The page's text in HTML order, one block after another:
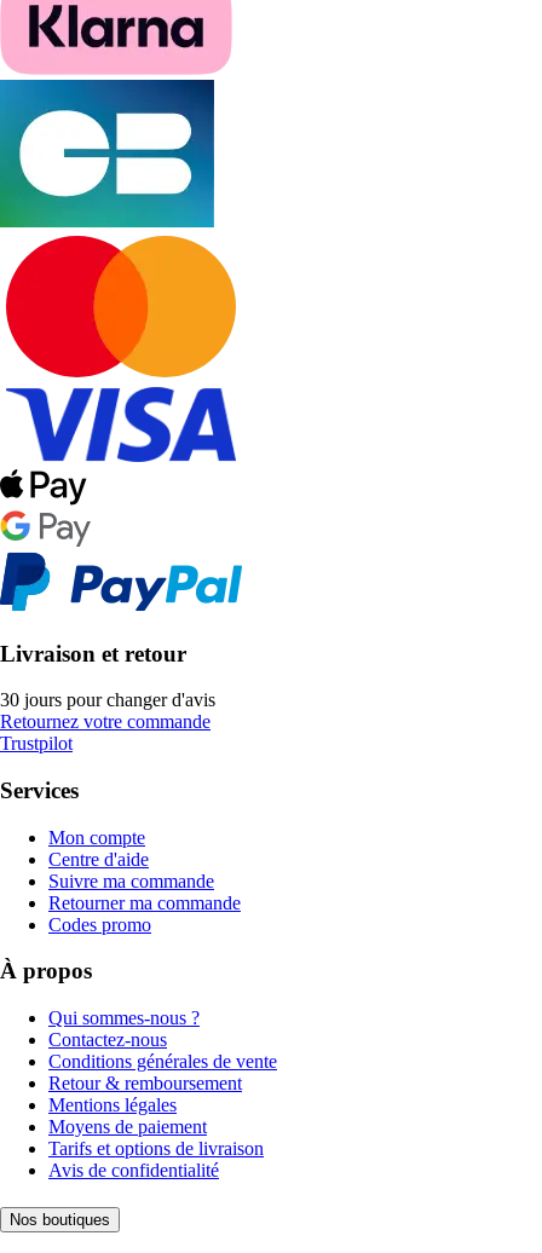
Livraison et retour
30 jours pour changer d'avis
Retournez votre commande
Trustpilot
Services
Mon compte
Centre d'aide
Suivre ma commande
Retourner ma commande
Codes promo
À propos
Qui sommes-nous ?
Contactez-nous
Conditions générales de vente
Retour & remboursement
Mentions légales
Moyens de paiement
Tarifs et options de livraison
Avis de confidentialité
Nos boutiques